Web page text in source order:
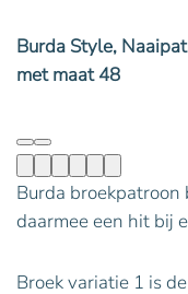
Burda Style,
met maat 48
Burda
daarmee een hit bij
Broek variatie 1 is